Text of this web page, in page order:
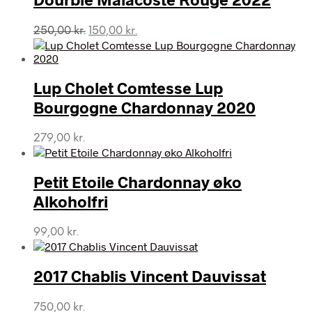
250,00kr. Den
oprindelige
250,00 kr..
150,00 kr.
aktuelle
150,00 kr..
Lup Cholet Comtesse Lup
Bourgogne Chardonnay 2020
279,00 kr.
Petit Etoile Chardonnay øko
Alkoholfri
99,00 kr.
2017 Chablis Vincent Dauvissat
750,00 kr.